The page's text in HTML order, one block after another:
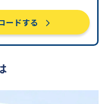
ードする